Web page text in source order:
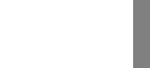
car